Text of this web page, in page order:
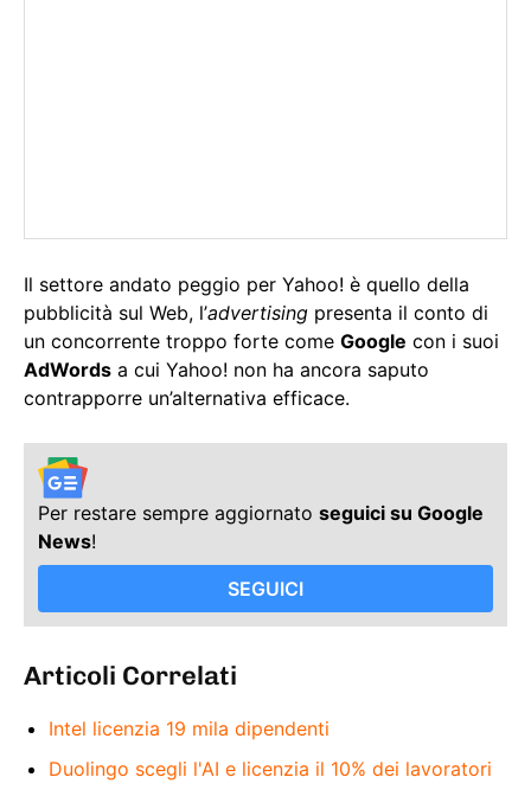
Il settore andato peggio per Yahoo! è quello della
pubblicità sul Web, l’advertising presenta il conto di
un concorrente troppo forte come Google con i suoi
AdWords a cui Yahoo! non ha ancora saputo
contrapporre un’alternativa efficace.
Per restare sempre aggiornato seguici su Google
News!
SEGUICI
Articoli Correlati
Intel licenzia 19 mila dipendenti
Duolingo scegli l'AI e licenzia il 10% dei lavoratori